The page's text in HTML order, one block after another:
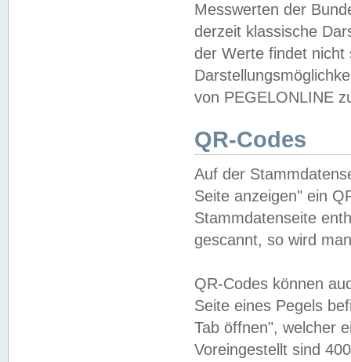
Messwerten der
derzeit klassische
der Werte findet
von PEGELONLINE
QR-Codes
Auf der
Seite anzeigen" ein
Stammdatenseite
gescannt, so wird
QR-Codes können
Seite eines Pegels
Tab öffnen", welcher
Voreingestellt sind